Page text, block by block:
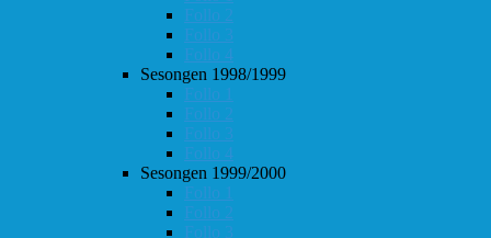
Follo 2
Follo 3
Follo 4
Sesongen 1998/1999
Follo 1
Follo 2
Follo 3
Follo 4
Sesongen 1999/2000
Follo 1
Follo 2
Follo 3